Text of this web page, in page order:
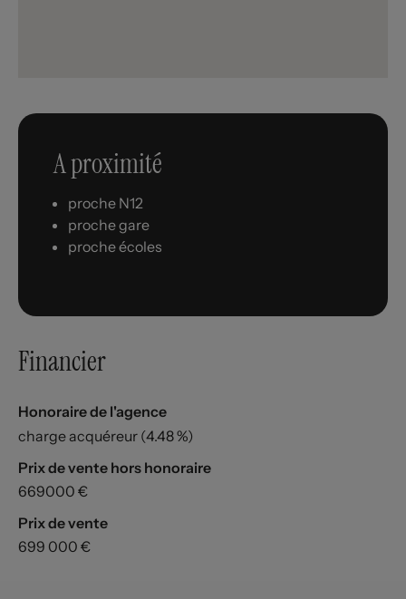
A proximité
proche N12
proche gare
proche écoles
Financier
Honoraire de l'agence
charge acquéreur (4.48 %)
Prix de vente hors honoraire
669000 €
Prix de vente
699 000 €